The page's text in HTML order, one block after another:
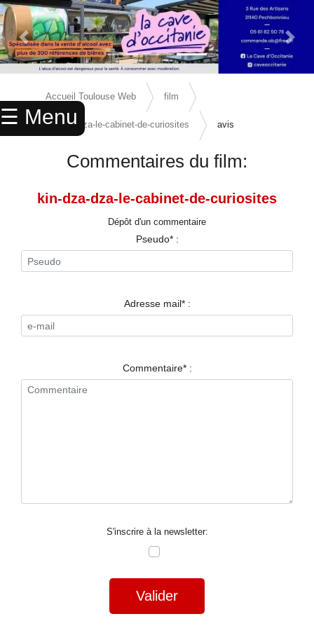
☰ Menu
× ACCUEIL
ANNUAIRE
CINEMA
SPORTS
RESTAURANTS
NUIT
Previous Slide Next
Accueil Toulouse Web film
kin-dza-dza-le-cabinet-de-curiosites avis
Commentaires du film:
kin-dza-dza-le-cabinet-de-curiosites
Dépôt d'un commentaire
Pseudo* :
Adresse mail* :
Commentaire* :
S'inscrire à la newsletter:
Valider